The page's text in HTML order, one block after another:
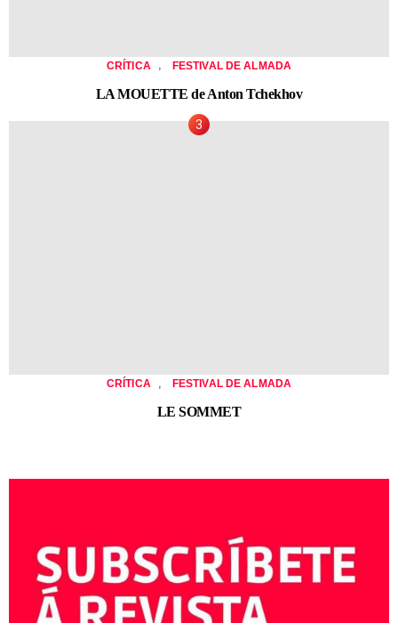
CRÍTICA , FESTIVAL DE ALMADA
LA MOUETTE de Anton Tchekhov
CRÍTICA FESTIVAL DE ALMADA
LE SOMMET